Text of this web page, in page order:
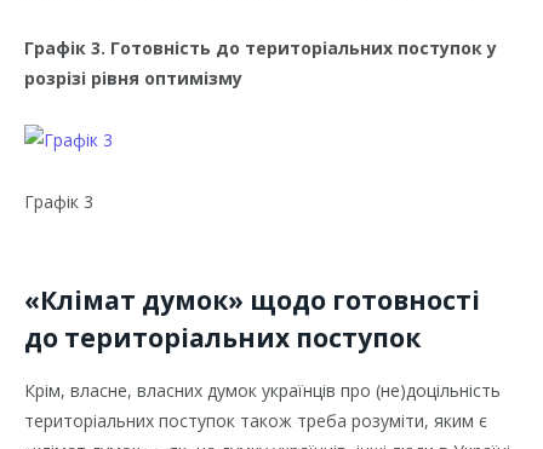
Графік 3. Готовність до територіальних поступок у
розрізі рівня оптимізму
Графік 3
«Клімат думок» щодо готовності
до територіальних поступок
Крім, власне, власних думок українців про (не)доцільність
територіальних поступок також треба розуміти, яким є